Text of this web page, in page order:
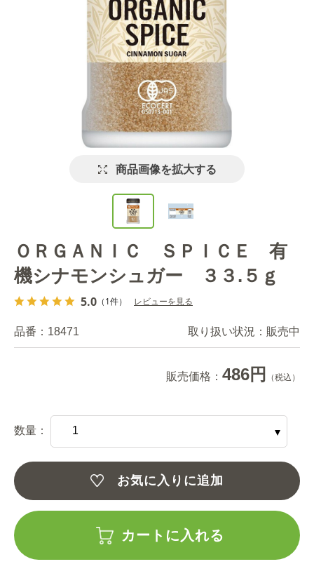
商品画像を拡大する
ＯＲＧＡＮＩＣ ＳＰＩＣＥ 有
機シナモンシュガー ３３.５ｇ
5.0 （1件） レビューを見る
品番： 18471 取り扱い状況： 販売中
販売価格： 486円 （税込）
数量：
お気に入りに追加
カートに入れる